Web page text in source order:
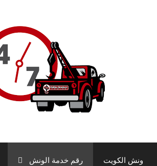
ونش الكويت رقم خدمة الونش